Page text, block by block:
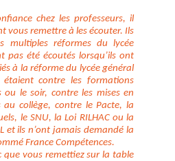
chez les professeurs, il
vous remettre à les écouter. Ils
multiples réformes du lycée
pas été écoutés lorsqu’ils ont
à la réforme du lycée général
contre les formations
ou le soir, contre les mises en
collège, contre le Pacte, la
le SNU, la Loi RILHAC ou la
et ils n’ont jamais demandé la
France Compétences.
que vous remettiez sur la table